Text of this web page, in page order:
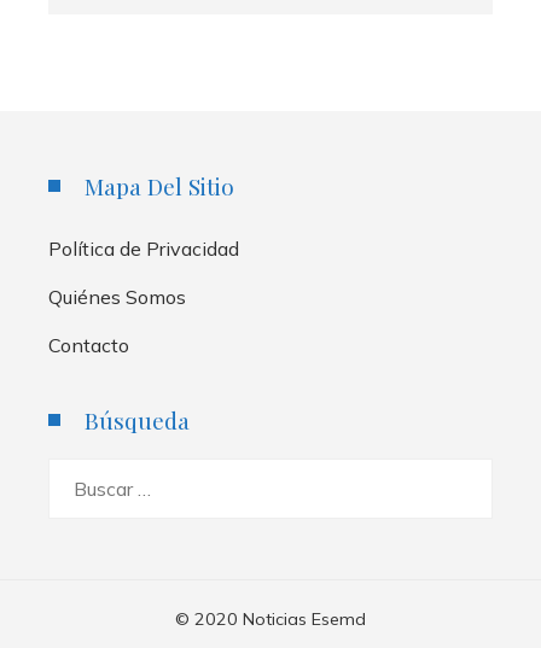
Mapa Del Sitio
Política de Privacidad
Quiénes Somos
Contacto
Búsqueda
© 2020 Noticias Esemd